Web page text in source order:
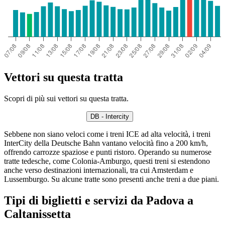
Vettori su questa tratta
Scopri di più sui vettori su questa tratta.
DB - Intercity
Sebbene non siano veloci come i treni ICE ad alta velocità, i treni
InterCity della Deutsche Bahn vantano velocità fino a 200 km/h,
offrendo carrozze spaziose e punti ristoro. Operando su numerose
tratte tedesche, come Colonia-Amburgo, questi treni si estendono
anche verso destinazioni internazionali, tra cui Amsterdam e
Lussemburgo. Su alcune tratte sono presenti anche treni a due piani.
Tipi di biglietti e servizi da Padova a
Caltanissetta